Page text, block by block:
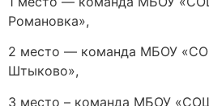
Романовка»,
2 место — команда МБОУ
Штыково»,
3 место – команда МБОУ